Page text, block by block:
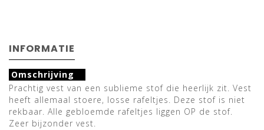
INFORMATIE
Omschrijving
Prachtig vest van een sublieme stof die heerlijk zit. Vest
heeft allemaal stoere, losse rafeltjes. Deze stof is niet
rekbaar. Alle gebloemde rafeltjes liggen OP de stof.
Zeer bijzonder vest.